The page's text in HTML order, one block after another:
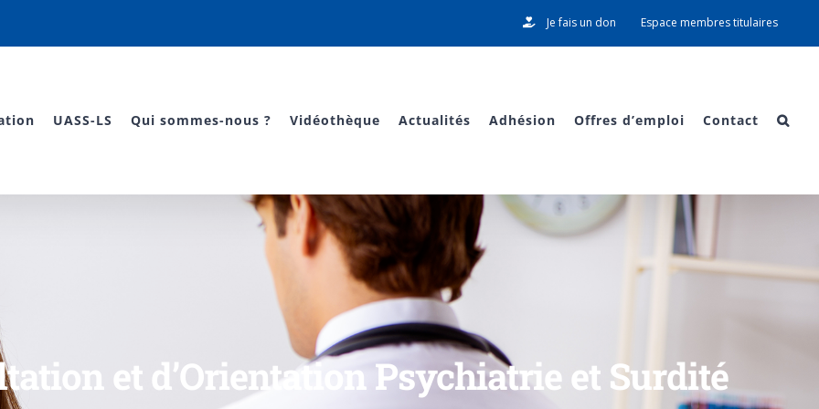
Je fais un don Espace membres titulaires
UASS-LS Qui sommes-nous ? Vidéothèque Actualités Adhésion Offres d’emploi Contact
et d’Orientation Psychiatrie et Surdité